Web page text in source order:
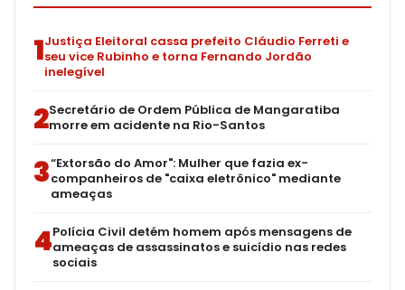
1Justiça Eleitoral cassa prefeito Cláudio Ferreti e
seu vice Rubinho e torna Fernando Jordão
inelegível
2Secretário de Ordem Pública de Mangaratiba
morre em acidente na Rio-Santos
3“Extorsão do Amor": Mulher que fazia ex-
companheiros de "caixa eletrônico" mediante
ameaças
4Polícia Civil detém homem após mensagens de
ameaças de assassinatos e suicídio nas redes
sociais